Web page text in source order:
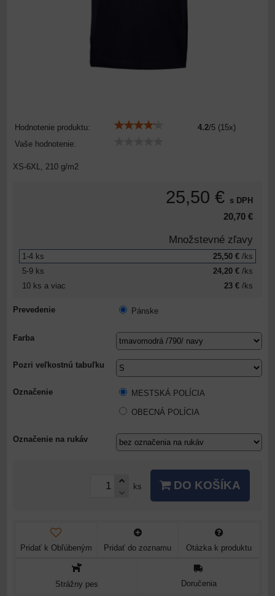
Hodnotenie produktu: 4.2/5 (15x)
Vaše hodnotenie:
XS-6XL, 210 g/m2
25,50 € s DPH
20,70 €
Množstevné zľavy
1-4 ks 25,50 € /ks
5-9 ks 24,20 € /ks
10 ks a viac 23 € /ks
Prevedenie Pánske
Farba
Pozri veľkostnú tabuľku
Označenie MESTSKÁ POLÍCIA
OBECNÁ POLÍCIA
Označenie na rukáv
ks DO KOŠÍKA
Pridať k Obľúbeným Pridať do zoznamu Otázka k produktu
Strážny pes Doručenia